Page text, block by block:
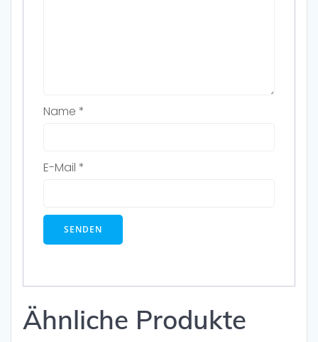
Name *
E-Mail *
Ähnliche Produkte